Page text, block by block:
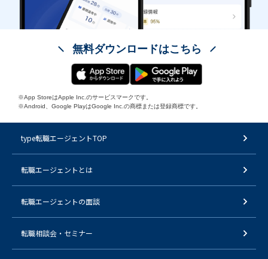
無料ダウンロードはこちら
※App StoreはApple Inc.のサービスマークです。
※Android、Google PlayはGoogle Inc.の商標または登録商標です。
type転職エージェントTOP
転職エージェントとは
転職エージェントの面談
転職相談会・セミナー